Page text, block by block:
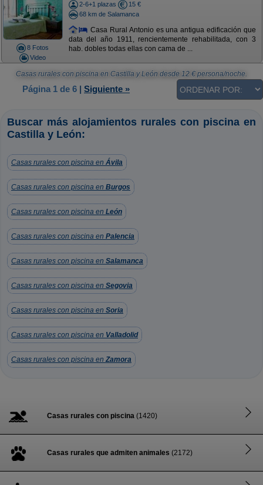
8 Fotos
Video
2-6+1 plazas
15 €
68 km de Salamanca
Casa Rural Antonio es una antigua edificación que
data del año 1911, rencientemente rehabilitada, con 3
hab. dobles todas ellas con cama de ...
Casas rurales con piscina en Castilla y León desde 12 € persona/noche.
Página 1 de 6 | Siguiente »
Buscar más alojamientos rurales con piscina en
Castilla y León:
Casas rurales con piscina en Ávila
Casas rurales con piscina en Burgos
Casas rurales con piscina en León
Casas rurales con piscina en Palencia
Casas rurales con piscina en Salamanca
Casas rurales con piscina en Segovia
Casas rurales con piscina en Soria
Casas rurales con piscina en Valladolid
Casas rurales con piscina en Zamora
Casas rurales con piscina (1420)
Casas rurales que admiten animales (2172)